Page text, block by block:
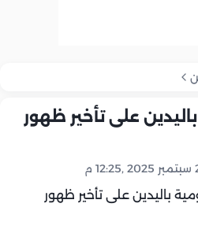
باليدين على تأخير ظهور